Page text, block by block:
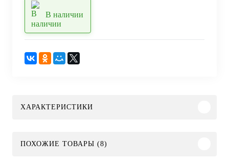
В наличии
ХАРАКТЕРИСТИКИ
ПОХОЖИЕ ТОВАРЫ (8)